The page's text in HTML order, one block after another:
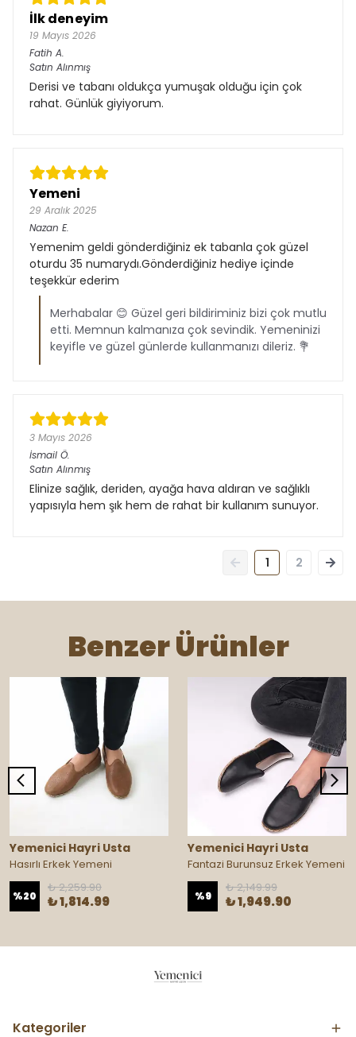
İlk deneyim
19 Mayıs 2026
Fatih A.
Satın Alınmış
Derisi ve tabanı oldukça yumuşak olduğu için çok
rahat. Günlük giyiyorum.
Yemeni
29 Aralık 2025
Nazan E.
Yemenim geldi gönderdiğiniz ek tabanla çok güzel
oturdu 35 numarydı.Gönderdiğiniz hediye içinde
teşekkür ederim
Merhabalar 😊 Güzel geri bildiriminiz bizi çok mutlu
etti. Memnun kalmanıza çok sevindik. Yemeninizi
keyifle ve güzel günlerde kullanmanızı dileriz. 💐
3 Mayıs 2026
İsmail Ö.
Satın Alınmış
Elinize sağlık, deriden, ayağa hava aldıran ve sağlıklı
yapısıyla hem şık hem de rahat bir kullanım sunuyor.
1 2
Benzer Ürünler
Yemenici Hayri Usta
Hasırlı Erkek Yemeni
%20
₺ 2,259.90
₺ 1,814.99
Yemenici Hayri Usta
Fantazi Burunsuz Erkek Yemeni
%9
₺ 2,149.99
₺ 1,949.90
Kategoriler